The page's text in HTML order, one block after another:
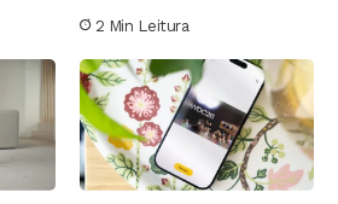
2 Min Leitura